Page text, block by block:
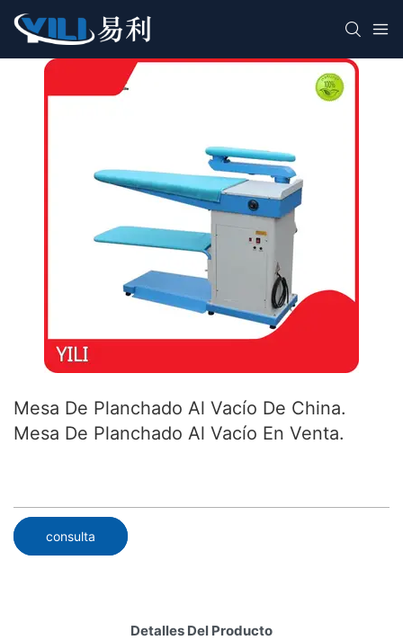
Mesa De Planchado Al Vacío De China.
Mesa De Planchado Al Vacío En Venta.
consulta
Detalles Del Producto